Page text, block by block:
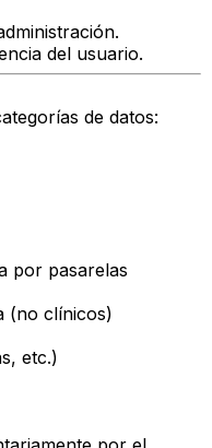
del usuario.
de datos:
por pasarelas
(no clínicos)
etc.)